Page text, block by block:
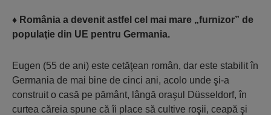
♦ România a devenit astfel cel mai mare „furnizor” de
populaţie din UE pentru Germania.
Eugen (55 de ani) este cetăţean român, dar este stabilit în
Germania de mai bine de cinci ani, acolo unde şi-a
construit o casă pe pământ, lângă oraşul Düsseldorf, în
curtea căreia spune că îi place să cultive roşii, ceapă şi